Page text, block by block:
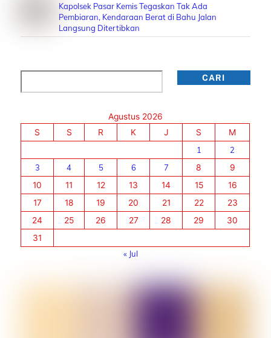
Kapolsek Pasar Kemis Tegaskan Tak Ada
Pembiaran, Kendaraan Berat di Bahu Jalan
Langsung Ditertibkan
CARI
Agustus 2026
S
S R K J S
M
1
2
3
4 5 6 7 8
9
10
11 12 13 14 15
16
17
18 19 20 21 22
23
24
25 26 27 28 29
30
31
« Jul